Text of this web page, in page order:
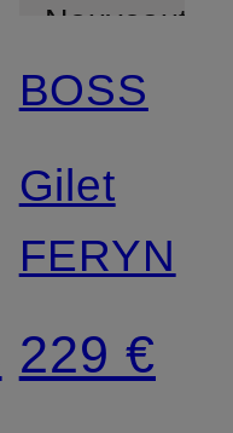
Nouveautés
BOSS
Gilet
FERYN
229 €